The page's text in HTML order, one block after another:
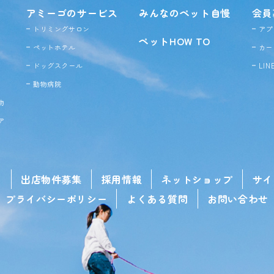
アミーゴのサービス
トリミングサロン
ペットホテル
ドッグスクール
動物病院
みんなのペット自慢
ペットHOW TO
会
ア
カ
出店物件募集 採用情報 ネットショップ
サ
プライバシーポリシー
よくある質問 お問い合わせ